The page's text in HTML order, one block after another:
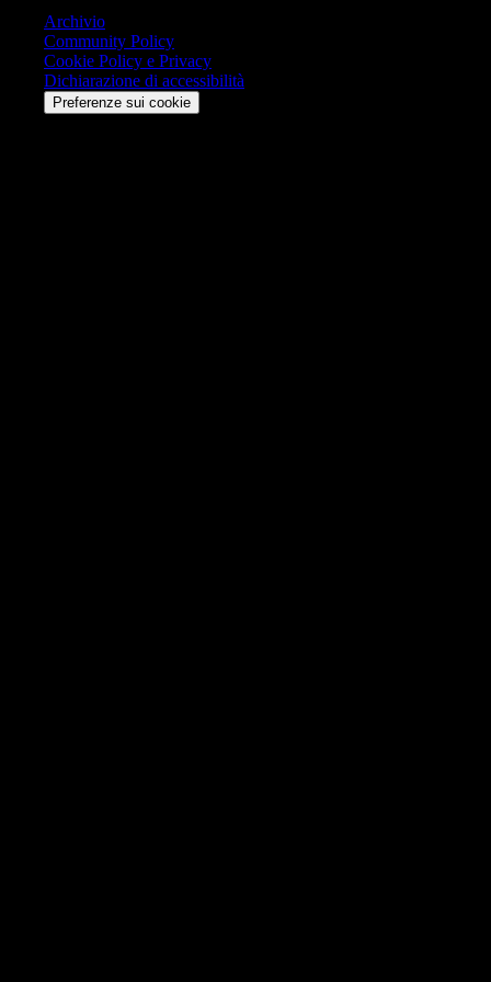
Archivio
Community Policy
Cookie Policy e Privacy
Dichiarazione di accessibilità
Preferenze sui cookie